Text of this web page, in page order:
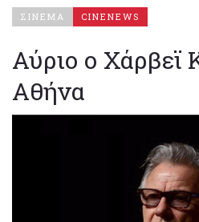
ΣΙΝΕΜΑ CINENEWS
Αύριο ο Χάρβεϊ
Αθήνα